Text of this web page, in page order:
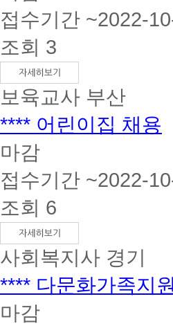
접수기간 ~2022-
조회 3
보육교사 부산
**** 어린이집 채용
마감
접수기간 ~2022-
조회 6
사회복지사 경기
**** 다문화가족지
마감